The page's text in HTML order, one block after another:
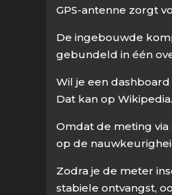
GPS-antenne zorgt
De ingebouwde
gebundeld in één
Wil je een
Dat kan op Wikipedia.
Omdat de meting
op de
Zodra je de meter
stabiele ontvangst,